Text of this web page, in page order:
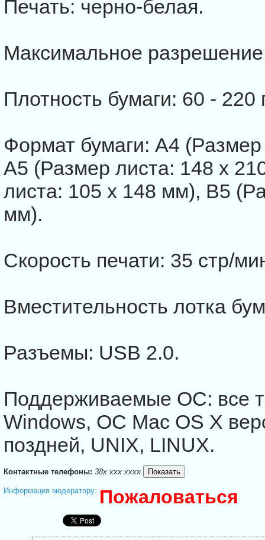
Печать: черно-белая.
Максимальное
Плотность бумаги: 60 - 220
Формат бумаги: А4
А5 (Размер листа: 148 х
листа: 105 х 148 мм), В5
мм).
Скорость печати: 35 стр/
Вместительность лотка
Разъемы: USB 2.0.
Поддерживаемые ОС: все
Windows, ОС Mac OS X
поздней, UNIX, LINUX.
Контактные телефоны: 38x xxx xxxx
Информация модератору: Пожаловаться